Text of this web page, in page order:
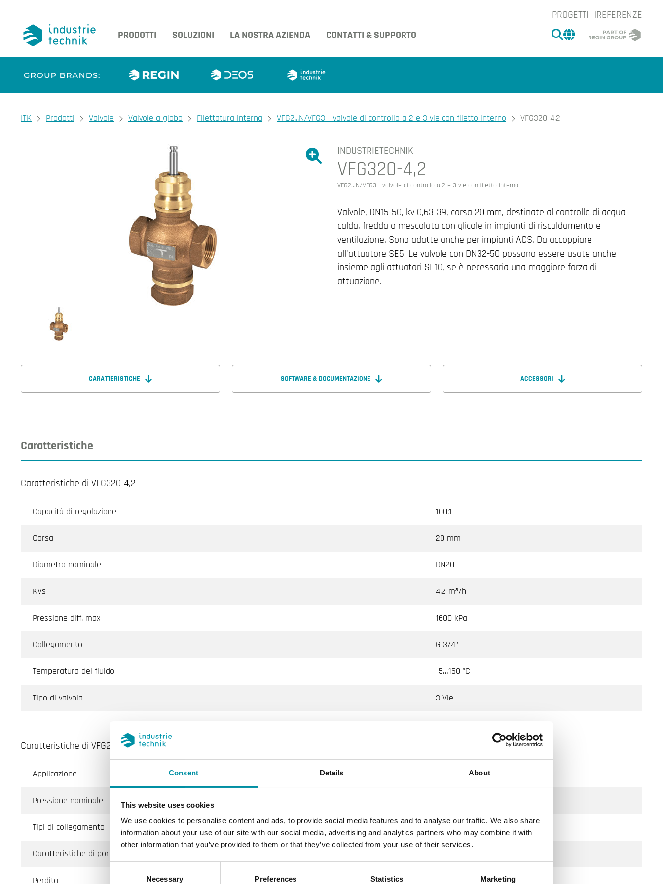
Consent Details About
This website uses cookies
We use cookies to personalise content and ads, to provide social media features and to analyse our traffic. We also share
information about your use of our site with our social media, advertising and analytics partners who may combine it with
other information that you’ve provided to them or that they’ve collected from your use of their services.
Necessary Preferences Statistics Marketing
PROGETTI
REFERENZE
PRODOTTI
SOLUZIONI LA NOSTRA AZIENDA CONTATTI & SUPPORTO CERCA
CHANGE MARKET
You are here:
ITK Prodotti Valvole Valvole a globo Filettatura interna VFG2...N/VFG3 - valvole di controllo a 2 e 3 vie con filetto interno VFG320-4,2
Ingrandire l'immagine.
Ingrandire l'immagine.
INDUSTRIETECHNIK
VFG320-4,2
VFG2...N/VFG3 - valvole di controllo a 2 e 3 vie con filetto interno
Valvole, DN15-50, kv 0,63-39, corsa 20 mm, destinate al controllo di acqua
calda, fredda o mescolata con glicole in impianti di riscaldamento e
ventilazione. Sono adatte anche per impianti ACS. Da accoppiare
all'attuatore SE5. Le valvole con DN32-50 possono essere usate anche
insieme agli attuatori SE10, se è necessaria una maggiore forza di
attuazione.
CARATTERISTICHE SOFTWARE & DOCUMENTAZIONE ACCESSORI
Caratteristiche
Caratteristiche di VFG320-4,2
Capacità di regolazione 100:1
Corsa 20 mm
Diametro nominale DN20
KVs 4.2 m³/h
Pressione diff. max 1600 kPa
Collegamento G 3/4"
Temperatura del fluido -5…150 °C
Tipo di valvola 3 Vie
Caratteristiche di VFG2...N/VFG3 - valvole di controllo a 2 e 3 vie con filetto interno
Applicazione Riscaldamento, Raffreddamento, Ventilazione
Pressione nominale
Tipi di collegamento BSP filettato internamente according to ISO 228/1
Caratteristiche di portata
Perdita 0.1 % of Kvs ()